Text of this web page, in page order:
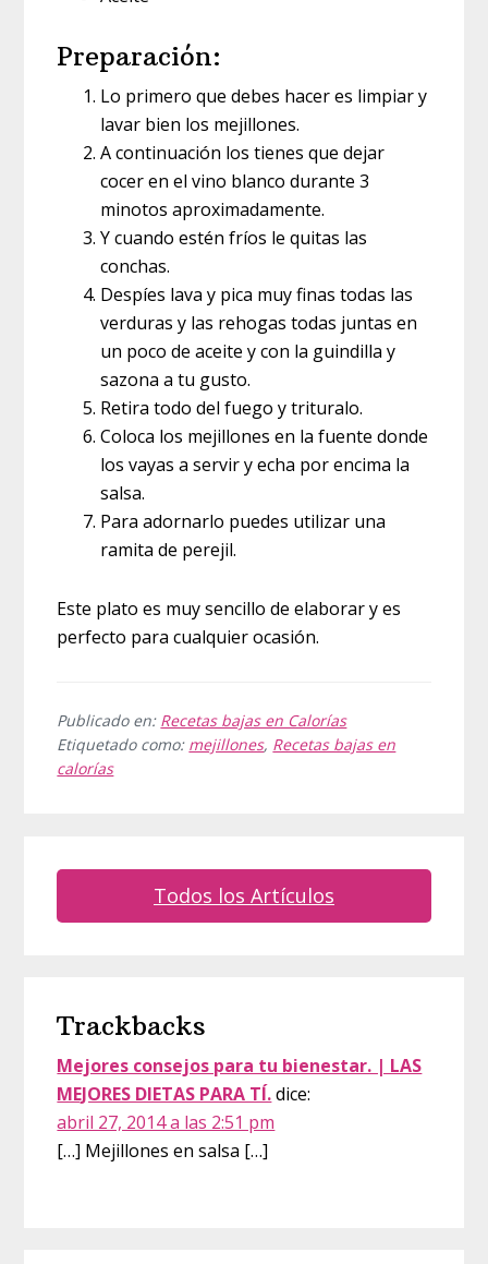
Preparación:
Lo primero que debes hacer es limpiar y
lavar bien los mejillones.
A continuación los tienes que dejar
cocer en el vino blanco durante 3
minotos aproximadamente.
Y cuando estén fríos le quitas las
conchas.
Despíes lava y pica muy finas todas las
verduras y las rehogas todas juntas en
un poco de aceite y con la guindilla y
sazona a tu gusto.
Retira todo del fuego y trituralo.
Coloca los mejillones en la fuente donde
los vayas a servir y echa por encima la
salsa.
Para adornarlo puedes utilizar una
ramita de perejil.
Este plato es muy sencillo de elaborar y es
perfecto para cualquier ocasión.
Publicado en: Recetas bajas en Calorías
Etiquetado como: mejillones, Recetas bajas en
calorías
Todos los Artículos
con
los
lectores
Trackbacks
Mejores consejos para tu bienestar. | LAS
MEJORES DIETAS PARA TÍ.dice:
abril 27, 2014 a las 2:51 pm
[…] Mejillones en salsa […]